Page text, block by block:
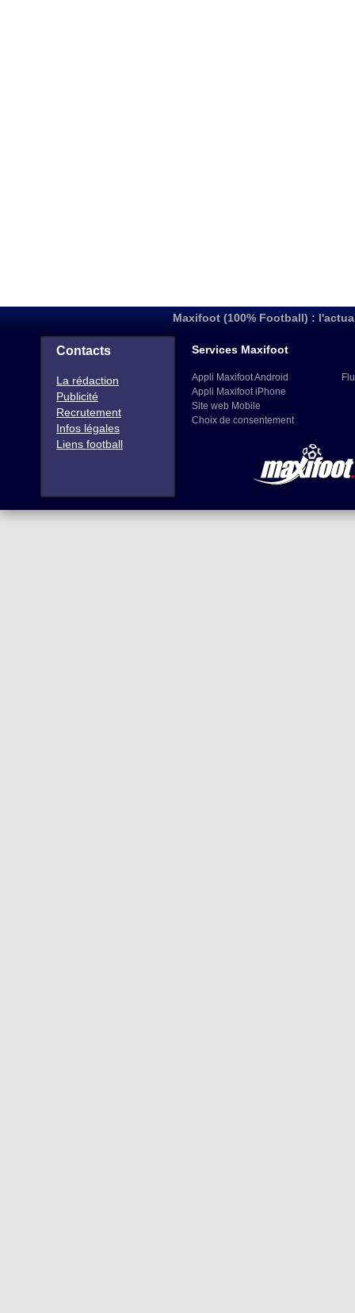
Maxifoot (100% Football) :
Contacts
La rédaction
Publicité
Recrutement
Infos légales
Liens football
Services Maxifoot
Appli Maxifoot Android
Appli Maxifoot iPhone
Site web Mobile
Choix de consentement